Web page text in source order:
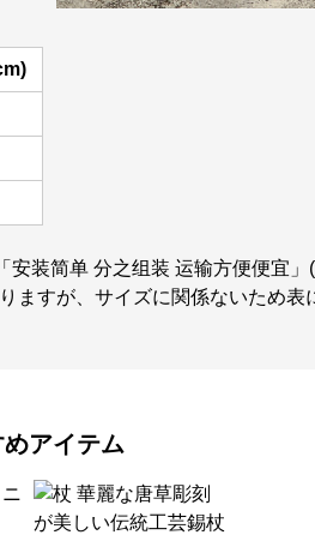
装简单 分之组装 运输方便便宜
ますが、サイズに関係ないため表
アイテム